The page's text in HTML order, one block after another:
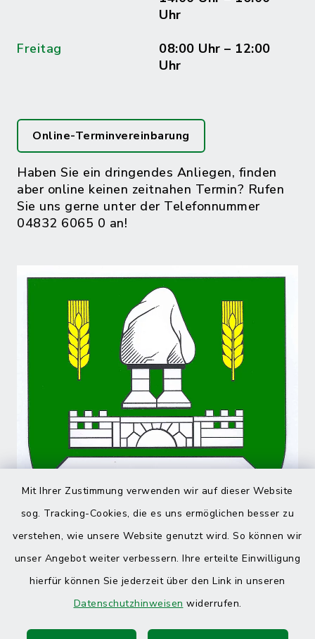
Mit Ihrer Zustimmung verwenden wir auf dieser Website
sog. Tracking-Cookies, die es uns ermöglichen besser zu
verstehen, wie unsere Website genutzt wird. So können wir
unser Angebot weiter verbessern. Ihre erteilte Einwilligung
hierfür können Sie jederzeit über den Link in unseren
Datenschutzhinweisen widerrufen.
Uhr
Freitag
08:00 Uhr – 12:00
Uhr
Online-Terminvereinbarung
Haben Sie ein dringendes Anliegen, finden
aber online keinen zeitnahen Termin? Rufen
Sie uns gerne unter der Telefonnummer
04832 6065 0 an!